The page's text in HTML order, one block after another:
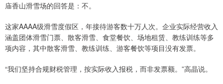
庙香山滑雪场的回答是：不。
这家AAAA级滑雪度假区，年接待游客数十万人次。企业实际经营收入
涵盖团体滑雪门票、散客滑雪、食堂餐饮、场地租赁、教练训练等多
项内容，其中散客滑雪、教练训练、游客餐饮等项目没有发票。
“我们坚持合规财税管理，按实际收入报税，而非发票额。”高晶说。